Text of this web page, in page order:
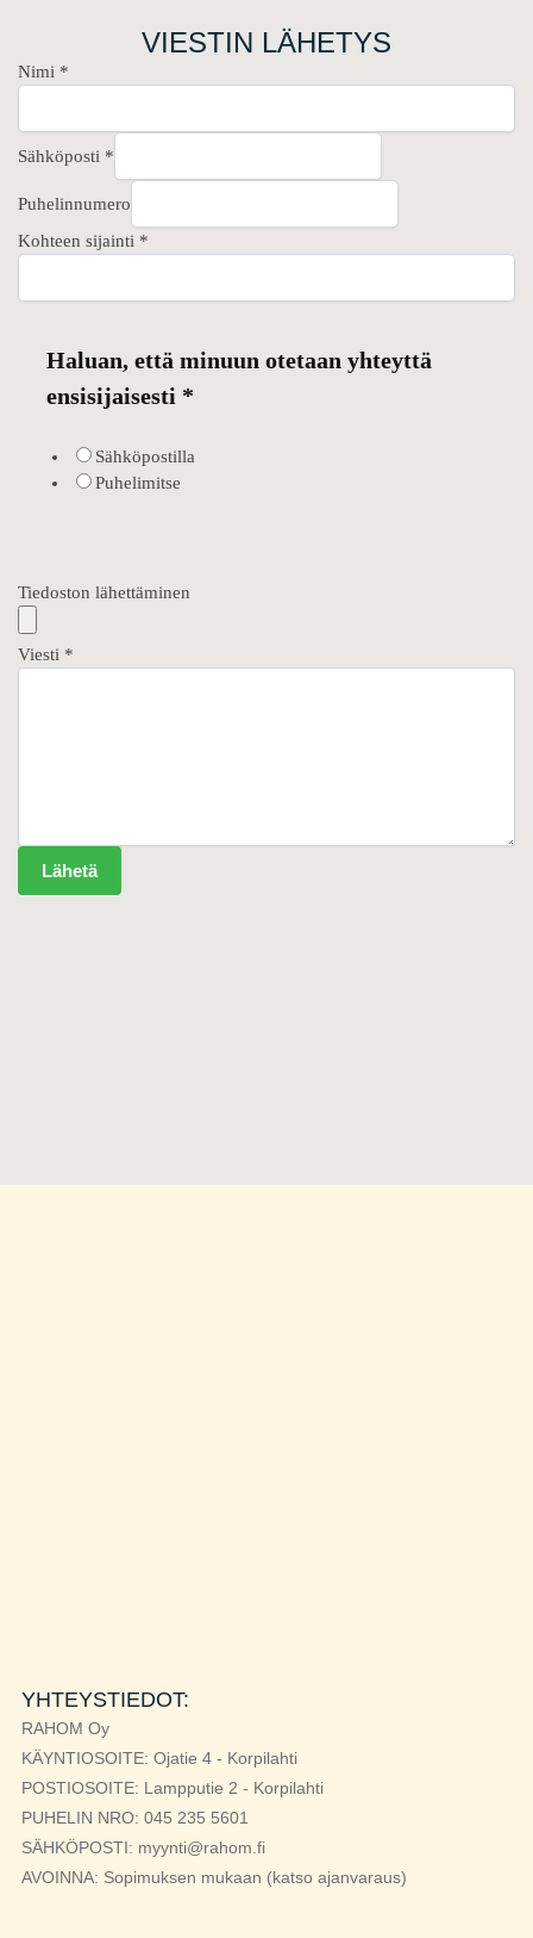
VIESTIN LÄHETYS
Nimi *
Sähköposti *
Puhelinnumero
Kohteen sijainti *
Haluan, että minuun otetaan yhteyttä
ensisijaisesti *
Sähköpostilla
Puhelimitse
Tiedoston lähettäminen
Viesti *
Lähetä
YHTEYSTIEDOT:
RAHOM Oy
KÄYNTIOSOITE: Ojatie 4 - Korpilahti
POSTIOSOITE: Lampputie 2 - Korpilahti
PUHELIN NRO: 045 235 5601
SÄHKÖPOSTI: myynti@rahom.fi
AVOINNA: Sopimuksen mukaan (katso ajanvaraus)